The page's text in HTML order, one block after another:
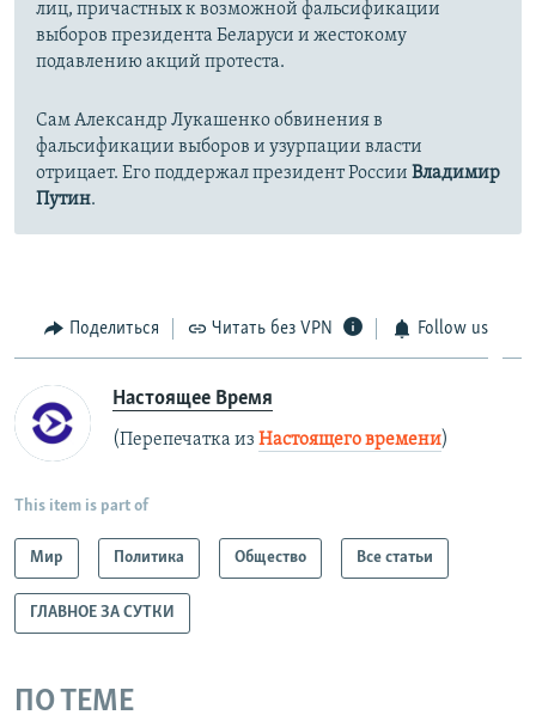
лиц, причастных к возможной фальсификации
выборов президента Беларуси и жестокому
подавлению акций протеста.
Сам Александр Лукашенко обвинения в
фальсификации выборов и узурпации власти
отрицает. Его поддержал президент России Владимир
Путин.
Поделиться Читать без VPN Follow us
Настоящее Время
(Перепечатка из Настоящего времени)
This item is part of
Мир Политика Общество Все статьи
ГЛАВНОЕ ЗА СУТКИ
ПО ТЕМЕ